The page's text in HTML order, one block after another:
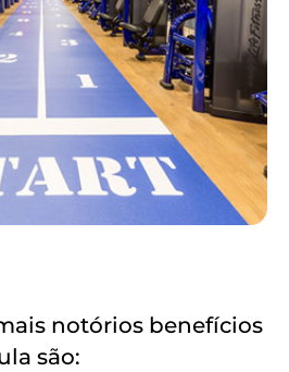
notórios benefícios
são: